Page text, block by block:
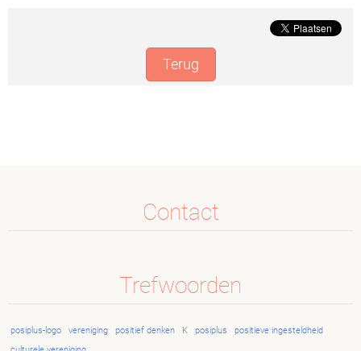
Terug
Contact
Trefwoorden
posiplus-logo vereniging positief denken K posiplus
positieve ingesteldheid